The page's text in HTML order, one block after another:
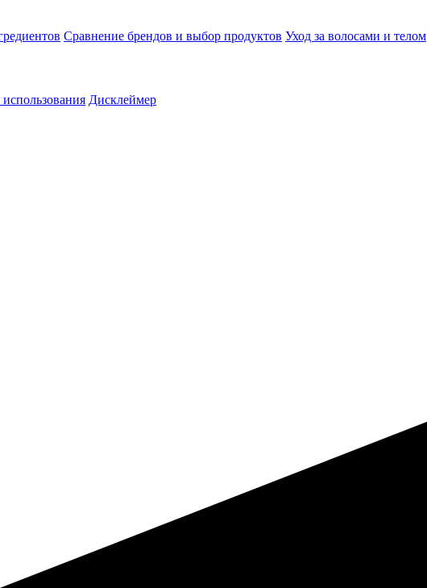
Сравнение брендов и выбор продуктов Уход за волосами и телом
Дисклеймер